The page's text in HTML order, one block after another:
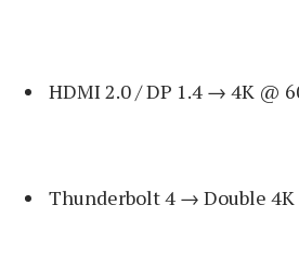
HDMI 2.0 / DP 1.4 → 4K @
Thunderbolt 4 → Double 4K